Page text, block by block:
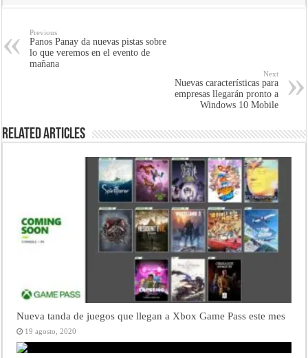
Previous
Panos Panay da nuevas pistas sobre
lo que veremos en el evento de
mañana
Next
Nuevas características para
empresas llegarán pronto a
Windows 10 Mobile
Related Articles
Nueva tanda de juegos que llegan a Xbox Game Pass este mes
19 agosto, 2020